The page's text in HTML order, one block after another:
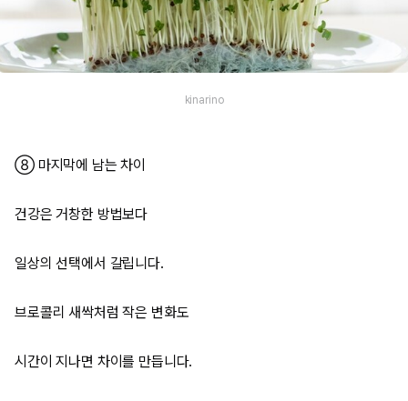
kinarino
⑧ 마지막에 남는 차이
건강은 거창한 방법보다
일상의 선택에서 갈립니다.
브로콜리 새싹처럼 작은 변화도
시간이 지나면 차이를 만듭니다.